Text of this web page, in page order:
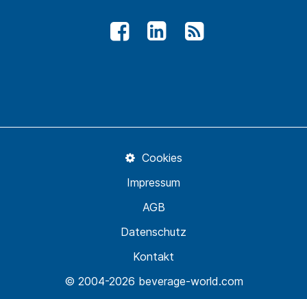
© 2004-2026 beverage-world.com
Kontakt
Datenschutz
AGB
Impressum
Cookies